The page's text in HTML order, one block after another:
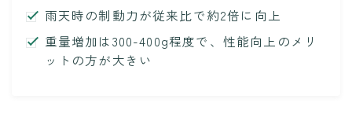
雨天時の制動力が従来比で約2倍に向上
重量増加は300-400g程度で、性能向上のメリ
ットの方が大きい